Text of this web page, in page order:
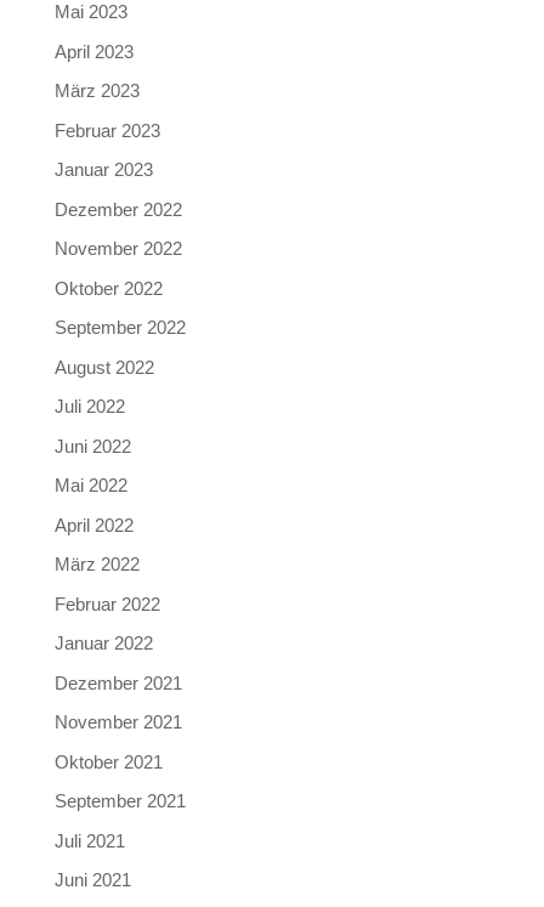
Mai 2023
April 2023
März 2023
Februar 2023
Januar 2023
Dezember 2022
November 2022
Oktober 2022
September 2022
August 2022
Juli 2022
Juni 2022
Mai 2022
April 2022
März 2022
Februar 2022
Januar 2022
Dezember 2021
November 2021
Oktober 2021
September 2021
Juli 2021
Juni 2021